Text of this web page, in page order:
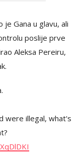
Gana u glavu, ali
poslije prve
Aleksa Pereiru,
were illegal, what's